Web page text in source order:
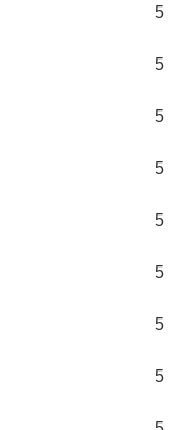
5
5
5
5
5
5
5
5